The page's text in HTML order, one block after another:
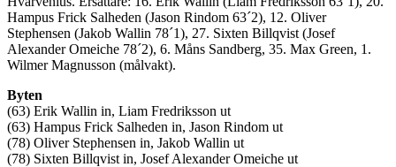
Hampus Frick Salheden (Jason Rindom 63´2), 12. Oliver
Stephensen (Jakob Wallin 78´1), 27. Sixten Billqvist (Josef
Alexander Omeiche 78´2), 6. Måns Sandberg, 35. Max Green, 1.
Wilmer Magnusson (målvakt).
Byten
(63) Erik Wallin in, Liam Fredriksson ut
(63) Hampus Frick Salheden in, Jason Rindom ut
(78) Oliver Stephensen in, Jakob Wallin ut
(78) Sixten Billqvist in, Josef Alexander Omeiche ut